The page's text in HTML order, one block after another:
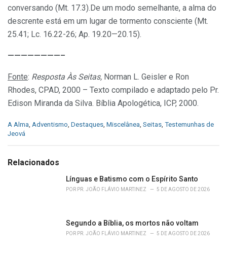
conversando (Mt. 17.3).De um modo semelhante, a alma do
descrente está em um lugar de tormento consciente (Mt.
25.41; Lc. 16.22-26; Ap. 19.20—20.15).
————————–
Fonte: Resposta Às Seitas, Norman L. Geisler e Ron
Rhodes, CPAD, 2000 – Texto compilado e adaptado pelo Pr.
Edison Miranda da Silva. Bíblia Apologética, ICP, 2000.
C
a
g
A Alma Adventismo Destaques Miscelânea Seitas Testemunhas de
Jeová
Relacionados
Línguas e Batismo com o Espírito Santo
POR PR. JOÃO FLÁVIO MARTINEZ 5 DE AGOSTO DE 2026
Segundo a Bíblia, os mortos não voltam
POR PR. JOÃO FLÁVIO MARTINEZ 5 DE AGOSTO DE 2026